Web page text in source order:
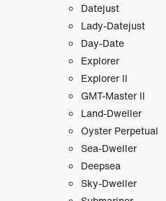
Datejust
Lady‑Datejust
Day-Date
Explorer
Explorer II
GMT‑Master II
Land-Dweller
Oyster Perpetual
Sea-Dweller
Deepsea
Sky-Dweller